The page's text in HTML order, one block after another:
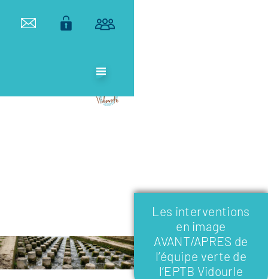
ETABLISSEMENT
PUBLIC
Les interventions
en image
AVANT/APRES de
l’équipe verte de
l’EPTB Vidourle